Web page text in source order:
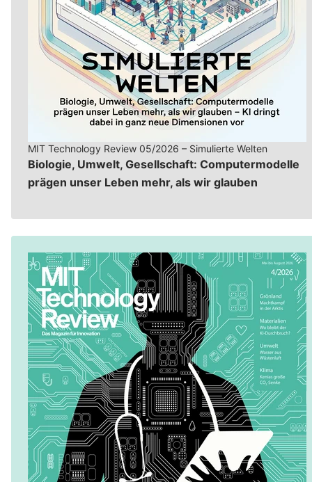
MIT Technology Review 05/2026 – Simulierte Welten
Biologie, Umwelt, Gesellschaft: Computermodelle
prägen unser Leben mehr, als wir glauben